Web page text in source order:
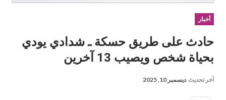
أخبار
حادث على طريق حسكة ـ شدادي يودي
بحياة شخص ويصيب 13 آخرين
آخر تحديث ديسمبر 10, 2025